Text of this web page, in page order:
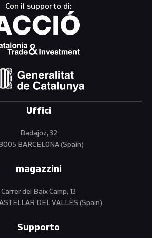
Con il supporto di:
Uffici
Badajoz, 32
BARCELONA (Spain)
magazzini
Carrer del Baix Camp, 13
DEL VALLÈS (Spain)
Supporto